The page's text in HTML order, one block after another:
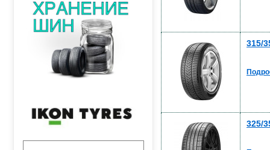
315/
325/